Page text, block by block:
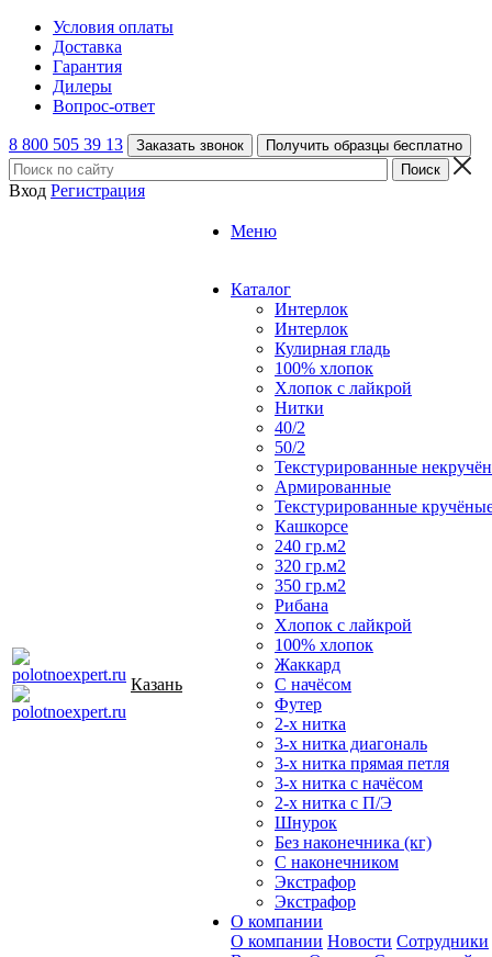
Условия оплаты
Доставка
Гарантия
Дилеры
Вопрос-ответ
8 800 505 39 13 Заказать звонок Получить образцы бесплатно
Вход Регистрация
Казань
Меню
Каталог
Интерлок
Интерлок
Кулирная гладь
100% хлопок
Хлопок с лайкрой
Нитки
40/2
50/2
Текстурированные
Армированные
Текстурированные
Кашкорсе
240 гр.м2
320 гр.м2
350 гр.м2
Рибана
Хлопок с лайкрой
100% хлопок
Жаккард
С начёсом
Футер
2-х нитка
3-х нитка диагональ
3-х нитка прямая петля
3-х нитка с начёсом
2-х нитка с П/Э
Шнурок
Без наконечника (кг)
С наконечником
Экстрафор
Экстрафор
О компании
О компании Новости Сотрудники